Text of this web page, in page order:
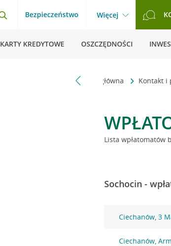
Bezpieczeństwo Więcej
KARTY KREDYTOWE OSZCZĘDNOŚCI
Strona główna Kontakt i
Lista wpłatomatów
Sochocin -
Ciechanów, 3
Ciechanów,